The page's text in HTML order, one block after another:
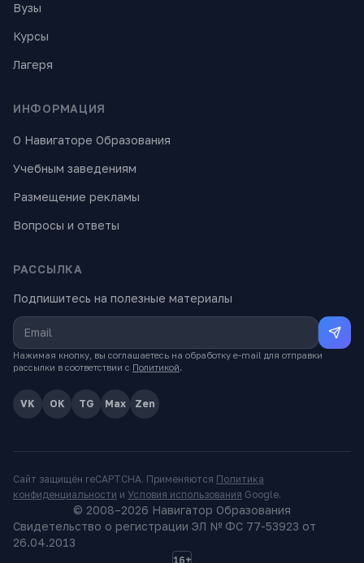
Вузы
Курсы
Лагеря
ИНФОРМАЦИЯ
О Навигаторе Образования
Учебным заведениям
Размещение рекламы
Вопросы и ответы
РАССЫЛКА
Подпишитесь на полезные материалы
Нажимая кнопку, вы соглашаетесь на обработку e-mail для отправки
рассылки в соответствии с Политикой.
VK OK TG Max Zen
Сайт защищён reCAPTCHA. Применяются Политика
конфиденциальности и Условия использования Google.
© 2008–2026 Навигатор Образования
Свидетельство о регистрации ЭЛ № ФС 77-53923 от
26.04.2013
16+